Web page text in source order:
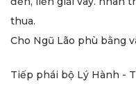
thua.
Cho Ngũ Lão phù bằng
Tiếp phái bộ Lý Hành -